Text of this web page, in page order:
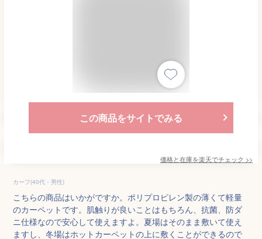
この商品をサイトでみる
価格と在庫を楽天でチェック >>
カーフ(40代・男性)
こちらの商品はいかがですか。ポリプロピレン製の薄くて軽量
のカーペットです。肌触りが良いことはもちろん、抗菌、防ダ
ニ仕様なので安心して使えますよ。夏場はそのまま敷いて使え
ますし、冬場はホットカーペットの上に敷くことができるので